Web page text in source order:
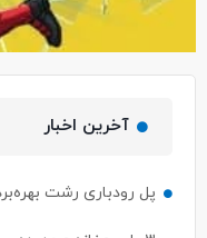
آخرین اخبار
پل رودباری رشت